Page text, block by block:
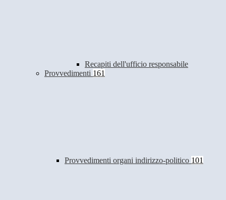
Recapiti dell'ufficio responsabile
Provvedimenti 161
Provvedimenti organi indirizzo-politico 101